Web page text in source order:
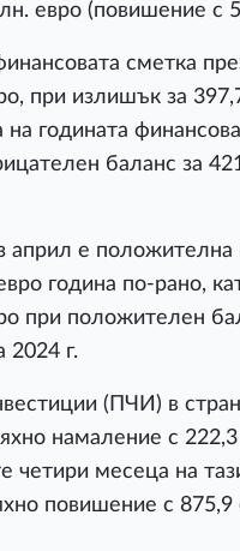
евро (повишение с
сметка
при излишък за
годината
баланс за
април е
година по-рано,
при положителен
2024 г.
(ПЧИ) в
намаление с
четири месеца на
повишение с